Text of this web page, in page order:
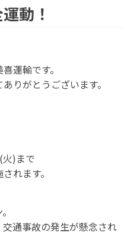
動！
運輸です。
りがとうございます。
)まで
れます。
通事故の発生が懸念され